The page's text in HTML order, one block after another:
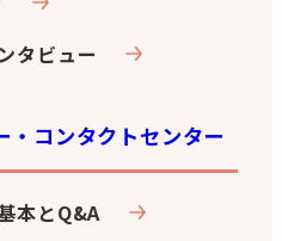
タビュー
コンタクトセンター
本とQ&A